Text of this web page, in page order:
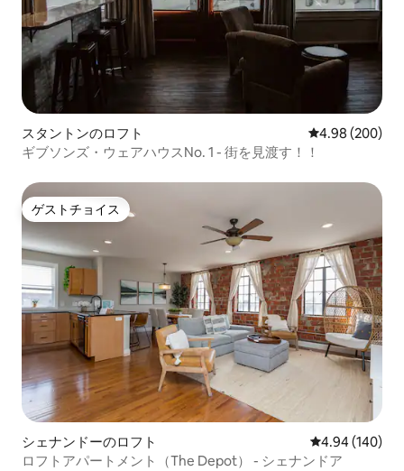
スタントンのロフト レビュー200
4.98 (200)
ギブソンズ・ウェアハウスNo. 1 - 街を見渡す！！
ゲストチョイス
ゲストチョイス
シェナンドーのロフト レビュー140
4.94 (140)
ロフトアパートメント（The Depot） - シェナンドア